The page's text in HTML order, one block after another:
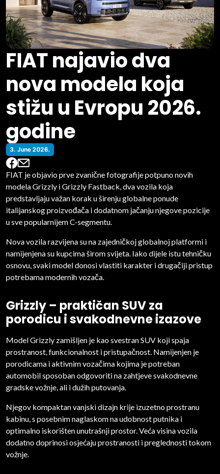
FIAT najavio dva
nova modela koja
stižu u Evropu 2026.
godine
3. June 2026.
FIAT je objavio prve zvanične fotografije potpuno novih
modela Grizzly i Grizzly Fastback, dva vozila koja
predstavljaju važan korak u širenju globalne ponude
italijanskog proizvođača i dodatnom jačanju njegove pozicije
u sve popularnijem C-segmentu.
Nova vozila razvijena su na zajedničkoj globalnoj platformi i
namijenjena su kupcima širom svijeta. Iako dijele istu tehničku
osnovu, svaki model donosi vlastiti karakter i drugačiji pristup
potrebama modernih vozača.
Grizzly – praktičan SUV za
porodicu i svakodnevne izazove
Model Grizzly zamišljen je kao svestran SUV koji spaja
prostranost, funkcionalnost i pristupačnost. Namijenjen je
porodicama i aktivnim vozačima kojima je potreban
automobil sposoban odgovoriti na zahtjeve svakodnevne
gradske vožnje, ali i dužih putovanja.
Njegov kompaktan vanjski dizajn krije izuzetno prostranu
kabinu, s posebnim naglaskom na udobnost putnika i
optimalno iskorišten unutrašnji prostor. Veća visina vozila
dodatno doprinosi osjećaju prostranosti i preglednosti tokom
vožnje.